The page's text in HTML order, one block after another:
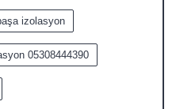
izolasyon
05308444390